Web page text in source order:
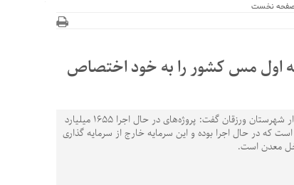
نخست
اول مس کشور را به خود اختصاص
فرماندار شهرستان ورزقان گفت: پروژه‌های در حال اجرا ۱۶۵۵ میلیارد
که در حال اجرا بوده و این سرمایه خارج از سرمایه گذاری
معدن است.